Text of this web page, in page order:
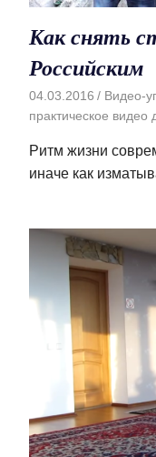
Как снять
Российским
04.03.2016 Видео-
практическое
Ритм жизни
иначе как